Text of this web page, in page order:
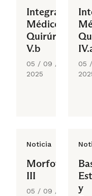
Integrado
Médico
Quirúrgico
V.b
05 / 09 /
2025
05
Noticia
III
05 / 09 /
y